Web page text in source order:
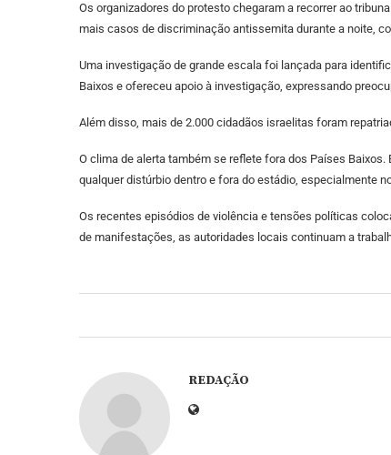
Os organizadores do protesto chegaram a recorrer ao
mais casos de discriminação antissemita durante a noite,
Uma investigação de grande escala foi lançada para
Baixos e ofereceu apoio à investigação, expressando
Além disso, mais de 2.000 cidadãos israelitas foram
O clima de alerta também se reflete fora dos Países
qualquer distúrbio dentro e fora do estádio, especialmente
Os recentes episódios de violência e tensões políticas
de manifestações, as autoridades locais continuam a
REDAÇÃO